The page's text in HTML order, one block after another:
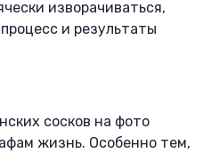
изворачиваться,
и результаты
сосков на фото
жизнь. Особенно тем,